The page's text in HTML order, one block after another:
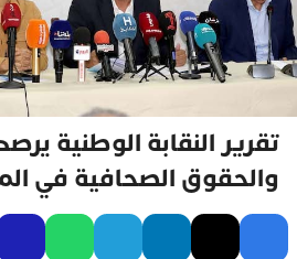
تقرير النقابة الوطنية
والحقوق الصحافية في